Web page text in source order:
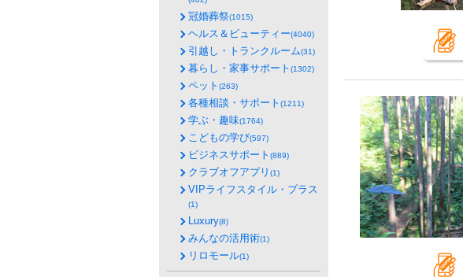
冠婚葬祭(1015)
ヘルス＆ビューティー(4040)
引越し・トランクルーム(31)
暮らし・家事サポート (1302)
ペット (263)
各種相談・サポート (1211)
学ぶ・趣味(1764)
こどもの学び(597)
ビジネスサポート (889)
クラブオフアプリ (1)
VIPライフスタイル・プラス
(1)
Luxury(8)
みんなの活用術(1)
リロモール(1)